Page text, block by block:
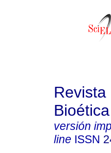
Bioética
versión
line ISSN